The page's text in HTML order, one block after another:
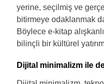
yerine, seçilmiş ve
bitirmeye odaklanmak
Böylece e-kitap
bilinçli bir kültürel
Dijital minimalizm ile